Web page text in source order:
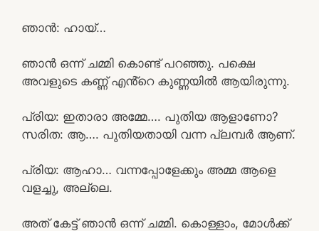
ഞാൻ: ഹായ്…
ഞാൻ ഒന്ന് ചമ്മി കൊണ്ട് പറഞ്ഞു. പക്ഷെ
അവളുടെ കണ്ണ് എൻ്റെ കുണ്ണയിൽ ആയിരുന്നു.
പ്രിയ: ഇതാരാ അമ്മേ…. പുതിയ ആളാണോ?
സരിത: ആ…. പുതിയതായി വന്ന പ്ലമ്പർ ആണ്.
പ്രിയ: ആഹാ… വന്നപ്പോളേക്കും അമ്മ ആളെ
വളച്ചു, അല്ലെ.
അത് കേട്ട് ഞാൻ ഒന്ന് ചമ്മി. കൊള്ളാം, മോൾക്ക്‌